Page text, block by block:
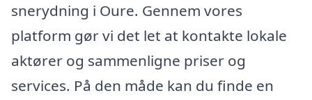
snerydning i Oure. Gennem vores
platform gør vi det let at kontakte lokale
aktører og sammenligne priser og
services. På den måde kan du finde en